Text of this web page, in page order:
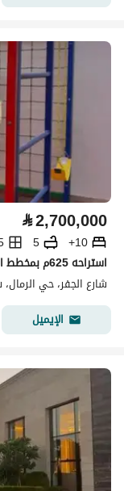
⃁2,700,000
10+
5
شارع الجفر، حي
الإيميل